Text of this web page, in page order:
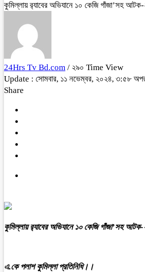
কুমিল্লায় র‌্যাবের অভিযানে ১০ কেজি গাঁজা’সহ
24Hrs Tv Bd.com / ২৯০ Time View
Update : সোমবার, ১১ নভেম্বর, ২০২৪, ৩:৫৮
Share
কুমিল্লায় র‌্যাবের অভিযানে ১০ কেজি গাঁজা’সহ
এ.কে পলাশ কুমিল্লা প্রতিনিধি।।